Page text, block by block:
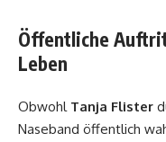
Öffentliche
Leben
Obwohl Tanja Flister
Naseband öffentlich